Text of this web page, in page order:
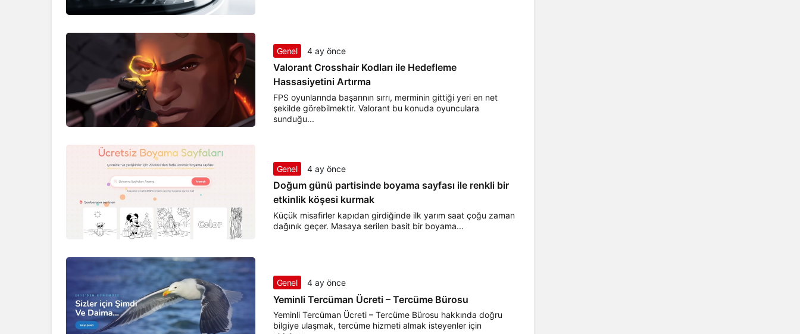
Genel 4 ay önce
Valorant Crosshair Kodları ile Hedefleme
Hassasiyetini Artırma
FPS oyunlarında başarının sırrı, merminin gittiği yeri en net
şekilde görebilmektir. Valorant bu konuda oyunculara
sunduğu...
Genel 4 ay önce
Doğum günü partisinde boyama sayfası ile renkli bir
etkinlik köşesi kurmak
Küçük misafirler kapıdan girdiğinde ilk yarım saat çoğu zaman
dağınık geçer. Masaya serilen basit bir boyama...
Genel 4 ay önce
Yeminli Tercüman Ücreti – Tercüme Bürosu
Yeminli Tercüman Ücreti – Tercüme Bürosu hakkında doğru
bilgiye ulaşmak, tercüme hizmeti almak isteyenler için